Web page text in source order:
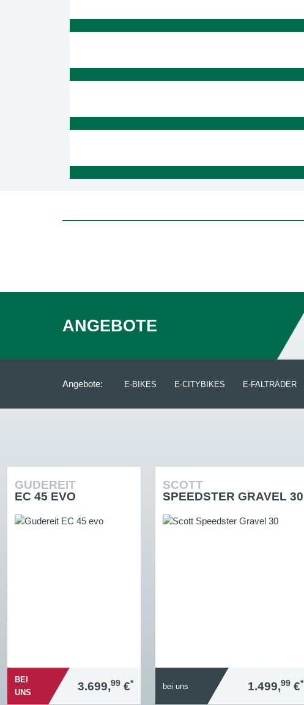
ANGEBOTE
Angebote: E-BIKES E-CITYBIKES E-FALTRÄDER
GUDEREIT
EC 45 EVO
BEI
UNS
3.699,99 €*
SCOTT
SPEEDSTER GRAVEL 30
bei uns 1.499,99 €*